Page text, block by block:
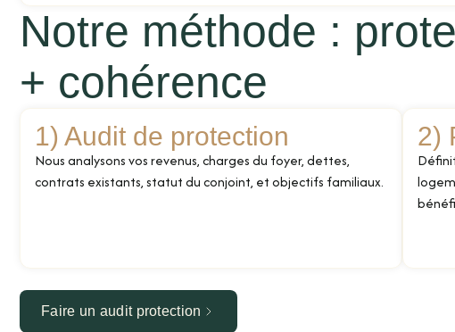
Notre méthode :
+ cohérence
1) Audit de protection
Nous analysons vos revenus, charges du foyer, dettes,
contrats existants, statut du conjoint, et objectifs familiaux.
2)
Faire un audit protection